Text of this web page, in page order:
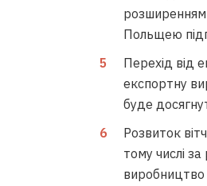
розширенням
Польщею
Перехід від
експортну
буде
Розвиток
тому числі
виробництво